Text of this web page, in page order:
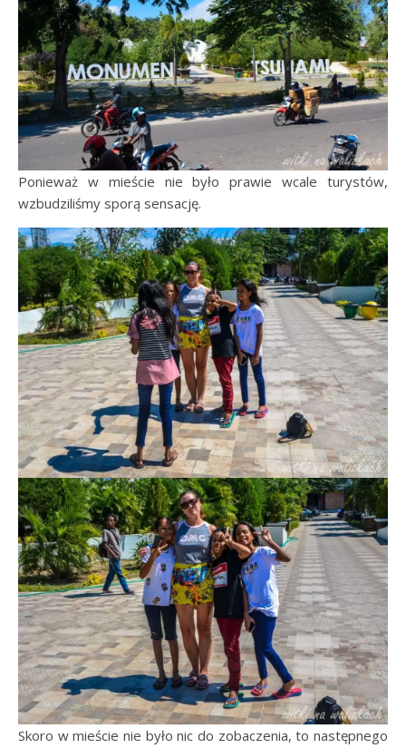
Ponieważ w mieście nie było prawie wcale turystów,
wzbudziliśmy sporą sensację.
Skoro w mieście nie było nic do zobaczenia, to następnego